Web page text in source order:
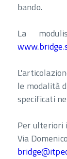
bando.
La
le modalità
specificati
Per ulteriori
Via